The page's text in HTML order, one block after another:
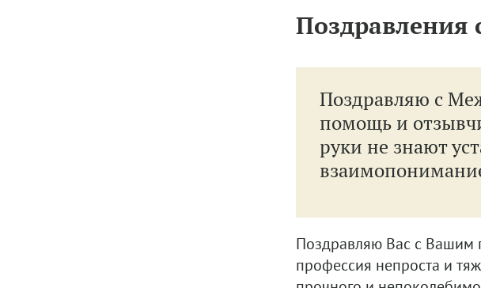
Поздравления
Поздравляю с
помощь и
руки не знают
Поздравляю Вас с Вашим
профессия непроста и